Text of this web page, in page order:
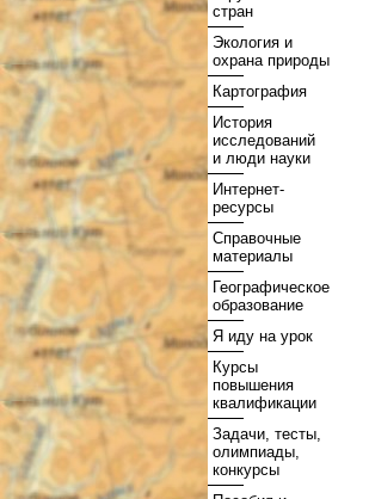
стран
Экология и
охрана природы
Картография
История
исследований
и люди науки
Интернет-
ресурсы
Справочные
материалы
Географическое
образование
Я иду на урок
Курсы
повышения
квалификации
Задачи, тесты,
олимпиады,
конкурсы